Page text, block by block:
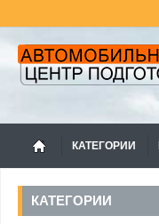
КАТЕГОРИИ
КАТЕГОРИИ